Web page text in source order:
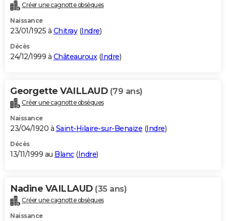
Créer une cagnotte obsèques
Naissance
23/01/1925 à Chitray(Indre)
Décès
24/12/1999 à Châteauroux(Indre)
Georgette VAILLAUD (79 ans)
Créer une cagnotte obsèques
Naissance
23/04/1920 à Saint-Hilaire-sur-Benaize (Indre)
Décès
13/11/1999 au Blanc(Indre)
Nadine VAILLAUD (35 ans)
Créer une cagnotte obsèques
Naissance